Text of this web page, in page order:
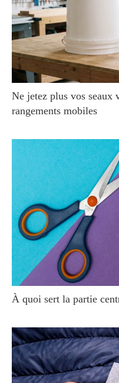
Ne jetez plus vos seaux
rangements mobiles
À quoi sert la partie